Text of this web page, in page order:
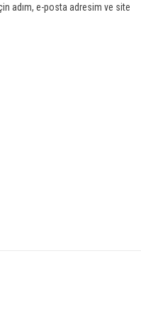
adım, e-posta adresim ve site